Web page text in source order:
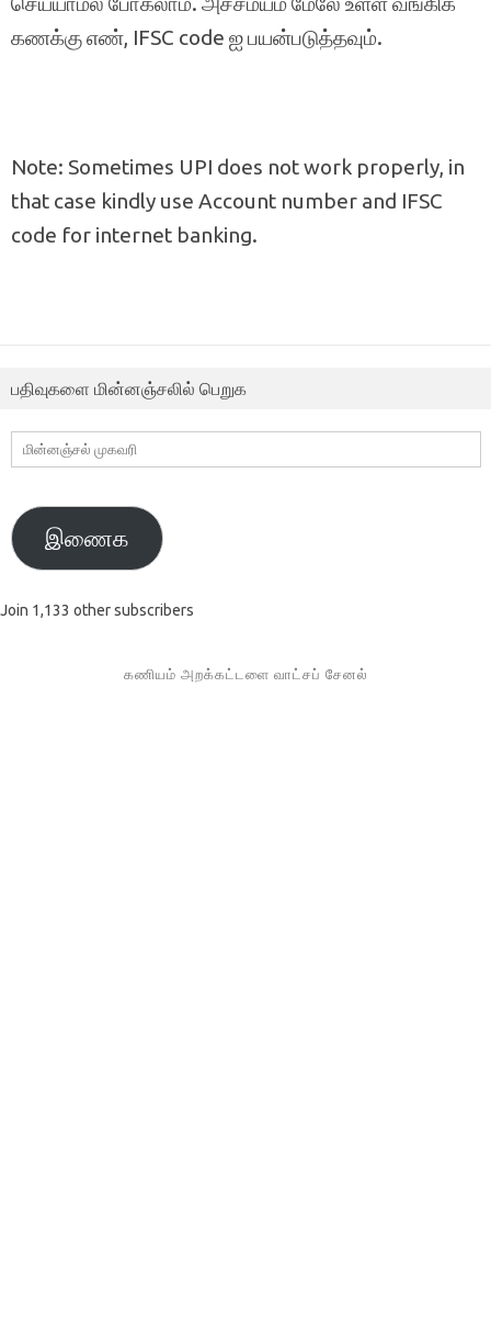
கணக்கு எண், IFSC code ஐ பயன்படுத்தவும்.
Note: Sometimes UPI does not work properly, in
that case kindly use Account number and IFSC
code for internet banking.
பதிவுகளை மின்னஞ்சலில் பெறுக
மின்னஞ்சல்
முகவரி
இணைக
Join 1,133 other subscribers
கணியம் அறக்கட்டளை வாட்சப் சேனல்